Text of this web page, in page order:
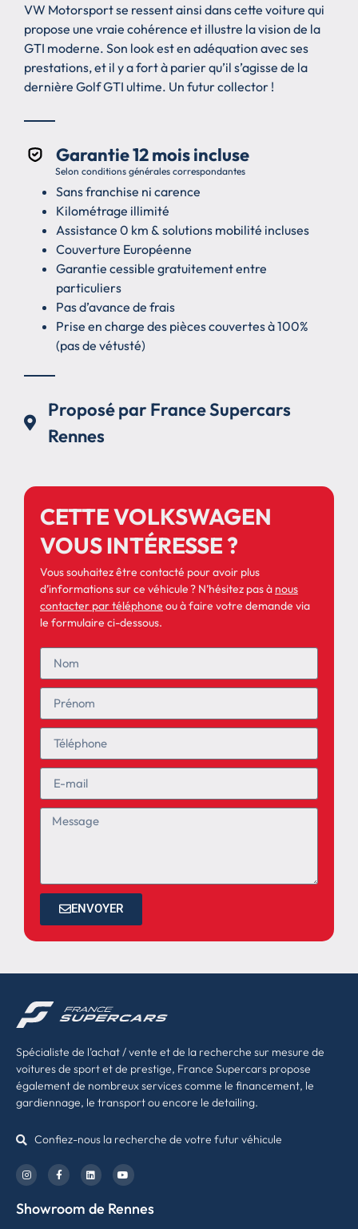
VW Motorsport se ressent ainsi dans cette voiture qui
propose une vraie cohérence et illustre la vision de la
GTI moderne. Son look est en adéquation avec ses
prestations, et il y a fort à parier qu’il s’agisse de la
dernière Golf GTI ultime. Un futur collector !
Garantie 12 mois incluse
Selon conditions générales correspondantes
Sans franchise ni carence
Kilométrage illimité
Assistance 0 km & solutions mobilité incluses
Couverture Européenne
Garantie cessible gratuitement entre
particuliers
Pas d’avance de frais
Prise en charge des pièces couvertes à 100%
(pas de vétusté)
Proposé par France Supercars
Rennes
CETTE VOLKSWAGEN
VOUS INTÉRESSE ?
Vous souhaitez être contacté pour avoir plus
d’informations sur ce véhicule ? N’hésitez pas à nous
contacter par téléphone ou à faire votre demande via
le formulaire ci-dessous.
ENVOYER
Spécialiste de l’achat / vente et de la recherche sur mesure de
voitures de sport et de prestige, France Supercars propose
également de nombreux services comme le financement, le
gardiennage, le transport ou encore le detailing.
Confiez-nous la recherche de votre futur véhicule
Showroom de Rennes